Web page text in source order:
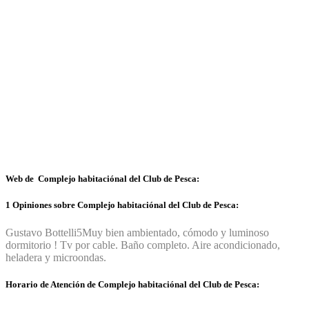
Web de Complejo habitaciónal del Club de Pesca:
1 Opiniones sobre Complejo habitaciónal del Club de Pesca:
Gustavo Bottelli5Muy bien ambientado, cómodo y luminoso
dormitorio ! Tv por cable. Baño completo. Aire acondicionado,
heladera y microondas.
Horario de Atención de Complejo habitaciónal del Club de Pesca: